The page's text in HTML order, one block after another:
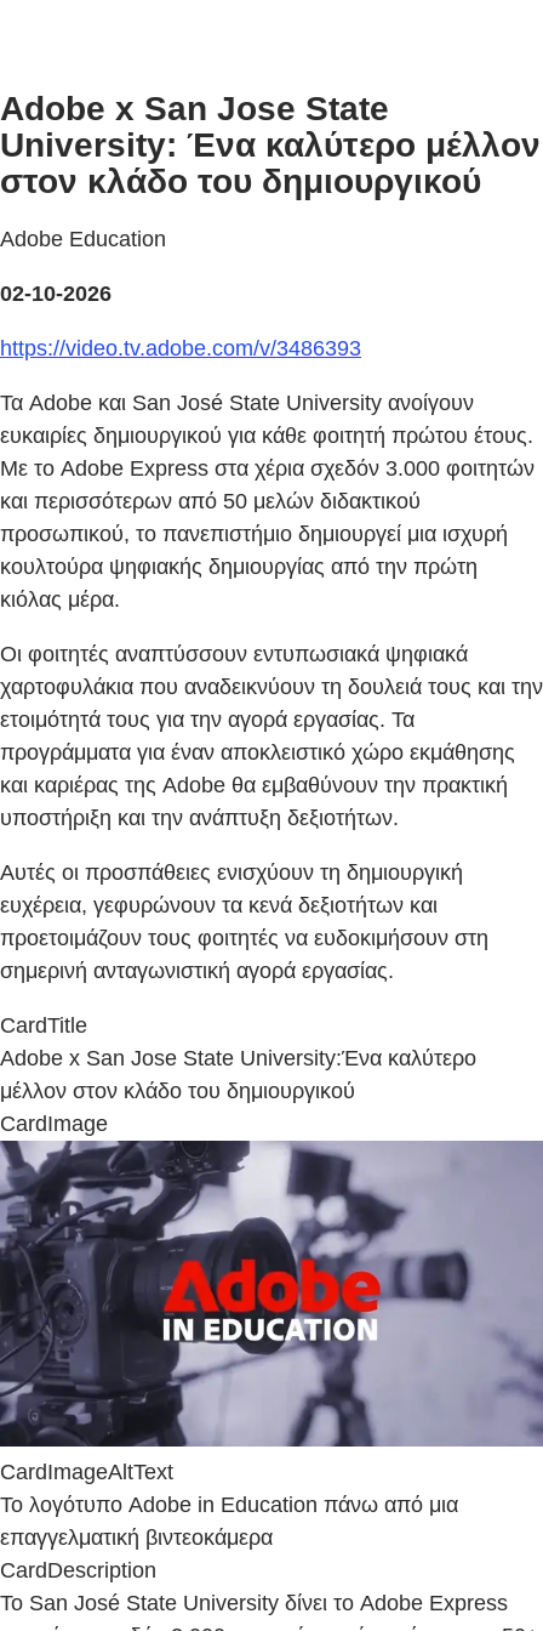
Adobe x San Jose State
University: Ένα καλύτερο μέλλον
στον κλάδο του δημιουργικού
Adobe Education
02-10-2026
https://video.tv.adobe.com/v/3486393
Τα Adobe και San José State University ανοίγουν
ευκαιρίες δημιουργικού για κάθε φοιτητή πρώτου έτους.
Με το Adobe Express στα χέρια σχεδόν 3.000 φοιτητών
και περισσότερων από 50 μελών διδακτικού
προσωπικού, το πανεπιστήμιο δημιουργεί μια ισχυρή
κουλτούρα ψηφιακής δημιουργίας από την πρώτη
κιόλας μέρα.
Οι φοιτητές αναπτύσσουν εντυπωσιακά ψηφιακά
χαρτοφυλάκια που αναδεικνύουν τη δουλειά τους και την
ετοιμότητά τους για την αγορά εργασίας. Τα
προγράμματα για έναν αποκλειστικό χώρο εκμάθησης
και καριέρας της Adobe θα εμβαθύνουν την πρακτική
υποστήριξη και την ανάπτυξη δεξιοτήτων.
Αυτές οι προσπάθειες ενισχύουν τη δημιουργική
ευχέρεια, γεφυρώνουν τα κενά δεξιοτήτων και
προετοιμάζουν τους φοιτητές να ευδοκιμήσουν στη
σημερινή ανταγωνιστική αγορά εργασίας.
CardTitle
Adobe x San Jose State University:Ένα καλύτερο
μέλλον στον κλάδο του δημιουργικού
CardImage
CardImageAltText
Το λογότυπο Adobe in Education πάνω από μια
επαγγελματική βιντεοκάμερα
CardDescription
Το San José State University δίνει το Adobe Express